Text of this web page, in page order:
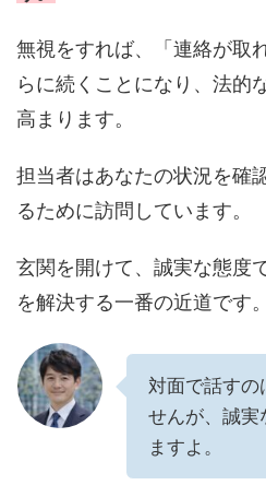
無視をすれば、「連絡が取
らに続くことになり、法的
高まります。
担当者はあなたの状況を確
るために訪問しています。
玄関を開けて、誠実な態度
を解決する一番の近道です。
対面で話すの
せんが、誠実
ますよ。